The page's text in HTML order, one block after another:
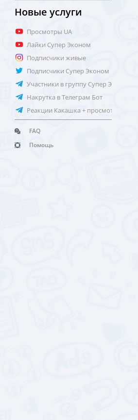
Новые услуги
Просмотры UA
Лайки Супер Эконом
Подписчики живые
Подписчики Супер Эконом
Участники в группу Супер Эконом
Накрутка в Телеграм Бот
Реакции Какашка + просмотры
FAQ
Помощь